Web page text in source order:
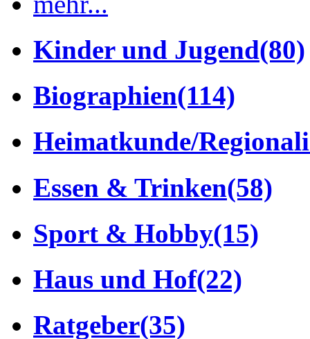
Kinder und Jugend(80)
Biographien(114)
Heimatkunde/
Essen & Trinken(58)
Sport & Hobby(15)
Haus und Hof(22)
Ratgeber(35)